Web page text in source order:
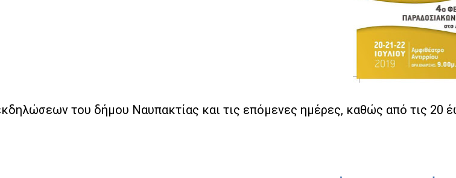
του δήμου Ναυπακτίας και τις επόμενες ημέρες, καθώς από τις 20